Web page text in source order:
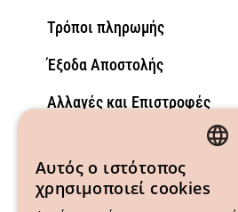
Τρόποι πληρωμής
Έξοδα Αποστολής
Αλλαγές και Επιστροφές
Αυτός ο ιστότοπος
χρησιμοποιεί cookies